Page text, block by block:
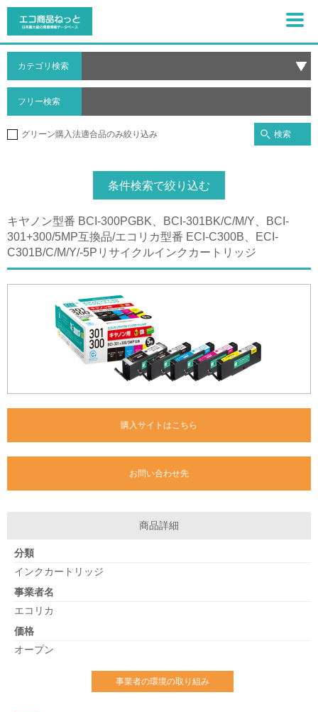
カテゴリ検索
フリー検索
グリーン購入法適合品のみ絞り込み 検索
条件検索で絞り込む
キヤノン型番 BCI-300PGBK、BCI-301BK/C/M/Y、BCI-
301+300/5MP互換品/エコリカ型番 ECI-C300B、ECI-
C301B/C/M/Y/-5Pリサイクルインクカートリッジ
購入サイトはこちら
お問い合わせ先
商品詳細
分類
インクカートリッジ
事業者名
エコリカ
価格
オープン
事業者の環境の取り組み